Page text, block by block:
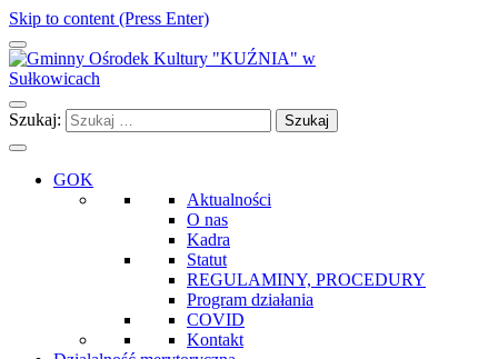
Skip to content (Press Enter)
Gminny Ośrodek Kultury "KUŹNIA" w Sułkowicach
Szukaj:
GOK
Aktualności
O nas
Kadra
Statut
REGULAMINY, PROCEDURY
Program działania
COVID
Kontakt